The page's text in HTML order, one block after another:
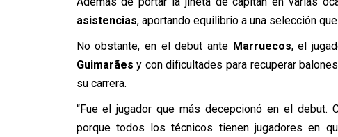
asistencias, aportando equilibrio a una selección
No obstante, en el debut ante Marruecos, el
Guimarães y con dificultades para recuperar
su carrera.
“Fue el jugador que más decepcionó en el debut.
porque todos los técnicos tienen jugadores en